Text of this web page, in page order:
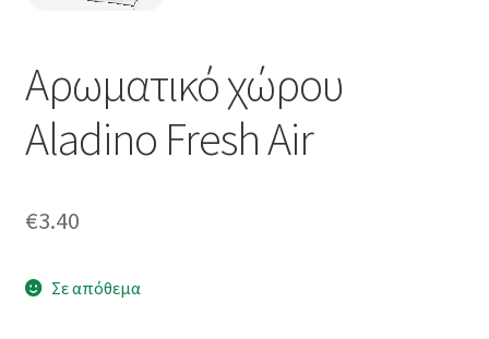
Αρωματικό χώρου
Aladino Fresh Air
€3.40
Σε απόθεμα